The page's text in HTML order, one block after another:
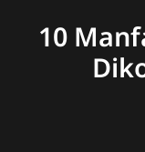
10